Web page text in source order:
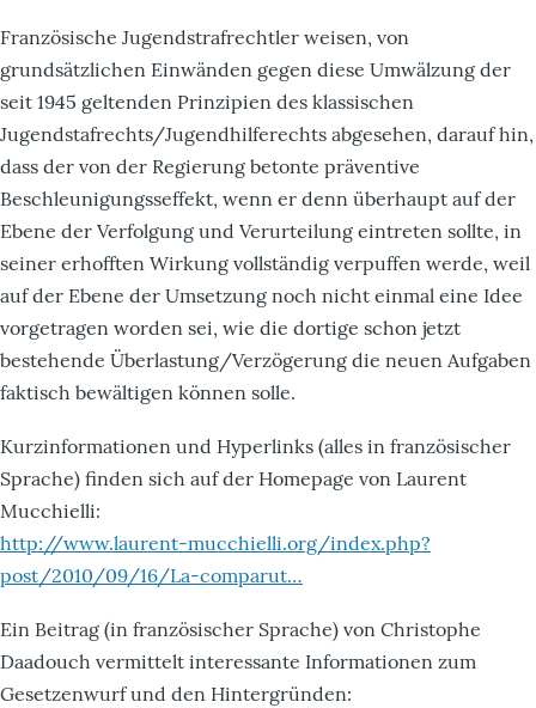
Französische Jugendstrafrechtler weisen, von
grundsätzlichen Einwänden gegen diese Umwälzung der
seit 1945 geltenden Prinzipien des klassischen
Jugendstafrechts/Jugendhilferechts abgesehen, darauf hin,
dass der von der Regierung betonte präventive
Beschleunigungsseffekt, wenn er denn überhaupt auf der
Ebene der Verfolgung und Verurteilung eintreten sollte, in
seiner erhofften Wirkung vollständig verpuffen werde, weil
auf der Ebene der Umsetzung noch nicht einmal eine Idee
vorgetragen worden sei, wie die dortige schon jetzt
bestehende Überlastung/Verzögerung die neuen Aufgaben
faktisch bewältigen können solle.
Kurzinformationen und Hyperlinks (alles in französischer
Sprache) finden sich auf der Homepage von Laurent
Mucchielli:
http://www.laurent-mucchielli.org/index.php?
post/2010/09/16/La-comparut…
Ein Beitrag (in französischer Sprache) von Christophe
Daadouch vermittelt interessante Informationen zum
Gesetzenwurf und den Hintergründen: